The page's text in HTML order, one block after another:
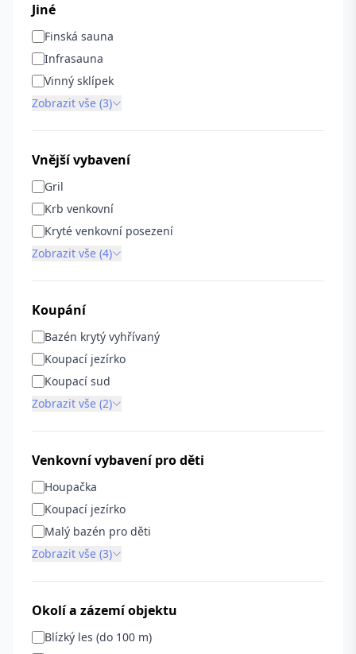
Jiné
Finská sauna
Infrasauna
Vinný sklípek
Zobrazit vše (3)
Vnější vybavení
Gril
Krb venkovní
Kryté venkovní posezení
Zobrazit vše (4)
Koupání
Bazén krytý vyhřívaný
Koupací jezírko
Koupací sud
Zobrazit vše (2)
Venkovní vybavení pro děti
Houpačka
Koupací jezírko
Malý bazén pro děti
Zobrazit vše (3)
Okolí a zázemí objektu
Blízký les (do 100 m)